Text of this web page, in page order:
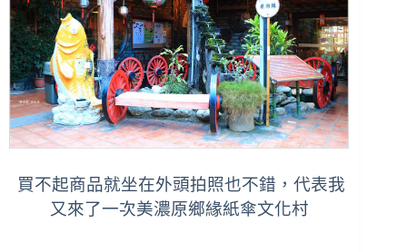
買不起商品就坐在外頭拍照也不錯，代表我
又來了一次美濃原鄉緣紙傘文化村